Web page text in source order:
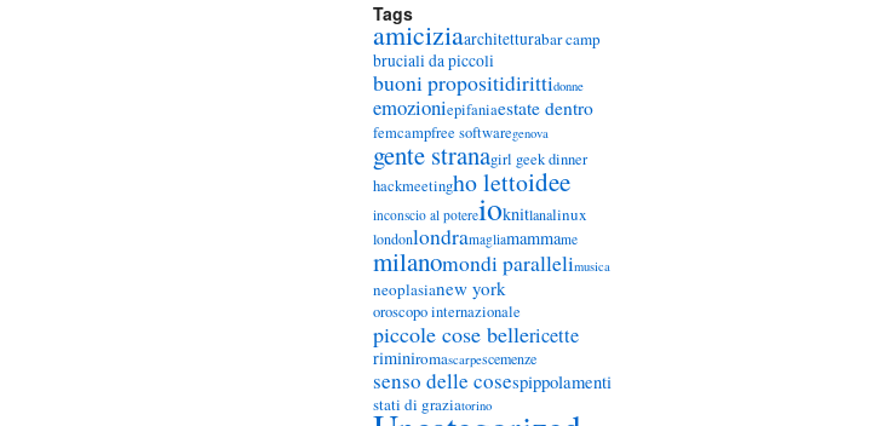
Tags
amiciziaarchitetturabar camp
bruciali da piccoli
buoni propositidirittidonne
emozioniepifaniaestate dentro
femcampfree softwaregenova
gente stranagirl geek dinner
hackmeetingho lettoidee
inconscio al potereioknitlanalinux
londonlondramagliamammame
milanomondi parallelimusica
neoplasianew york
oroscopo internazionale
piccole cose bellericette
riminiromascarpescemenze
senso delle cosespippolamenti
stati di graziatorino